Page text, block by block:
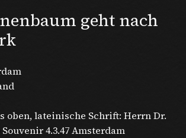
geht nach
oben, lateinische Schrift: Herrn Dr.
4.3.47 Amsterdam